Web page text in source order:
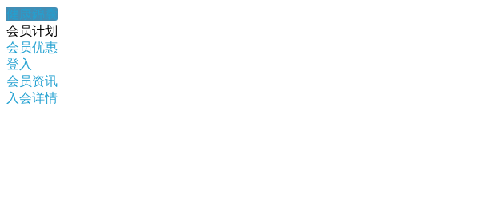
健康錦囊
会员计划
会员优惠
登入
会员资讯
入会详情